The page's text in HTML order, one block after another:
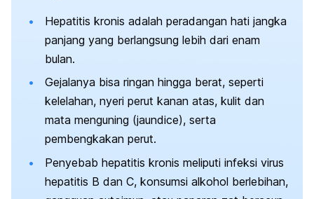
Hepatitis kronis adalah peradangan hati jangka
panjang yang berlangsung lebih dari enam
bulan.
Gejalanya bisa ringan hingga berat, seperti
kelelahan, nyeri perut kanan atas, kulit dan
mata menguning (jaundice), serta
pembengkakan perut.
Penyebab hepatitis kronis meliputi infeksi virus
hepatitis B dan C, konsumsi alkohol berlebihan,